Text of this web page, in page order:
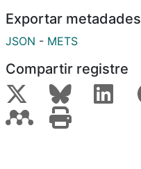
Exportar metadades
JSON - METS
Compartir registre